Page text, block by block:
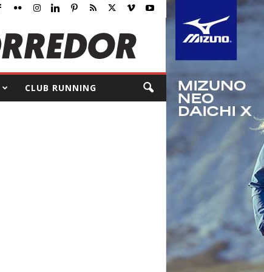
CLUB RUNNING